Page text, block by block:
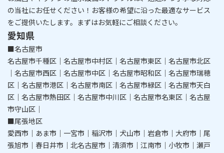
の当社にお任せください！ お客様の希望に沿った最適なサービス
をご提供いたします。まずはお気軽にご相談ください。
愛知県
■名古屋市
名古屋市千種区｜名古屋市中村区｜名古屋市東区｜名古屋市北区
｜名古屋市西区｜名古屋市中区｜名古屋市昭和区｜名古屋市瑞穂
区｜名古屋市港区｜名古屋市南区｜名古屋市緑区｜名古屋市天白
区｜名古屋市熱田区｜名古屋市中川区｜名古屋市名東区｜名古屋
市守山区｜
■尾張地区
愛西市｜あま市｜一宮市｜稲沢市｜犬山市｜岩倉市｜大府市｜尾
張旭市｜春日井市｜北名古屋市｜清須市｜江南市｜小牧市｜瀬戸